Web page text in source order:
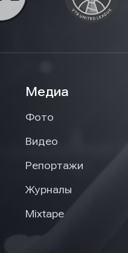
Медиа
Фото
Видео
Репортажи
Журналы
Mixtape